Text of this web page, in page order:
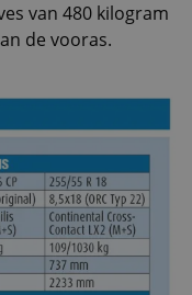
van 480 kilogram
de vooras.